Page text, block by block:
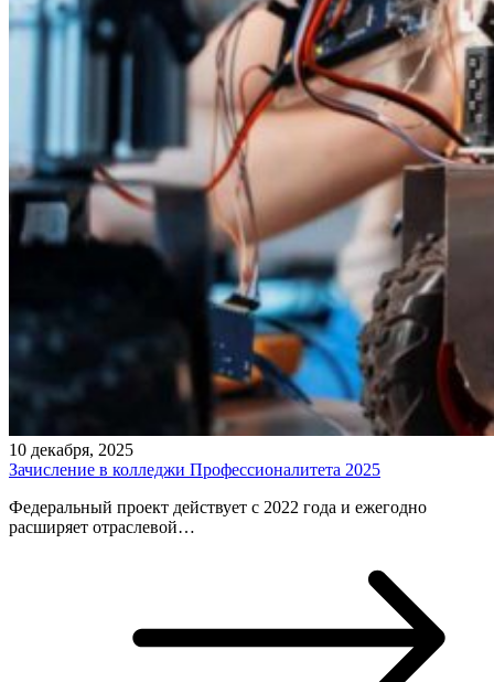
10 декабря, 2025
Зачисление в колледжи Профессионалитета 2025
Федеральный проект действует с 2022 года и ежегодно
расширяет отраслевой…